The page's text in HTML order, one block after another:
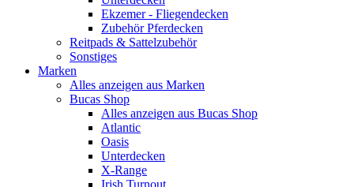
Ekzemer - Fliegendecken
Zubehör Pferdecken
Reitpads & Sattelzubehör
Sonstiges
Marken
Alles anzeigen aus Marken
Bucas Shop
Alles anzeigen aus Bucas Shop
Atlantic
Oasis
Unterdecken
X-Range
Irish Turnout